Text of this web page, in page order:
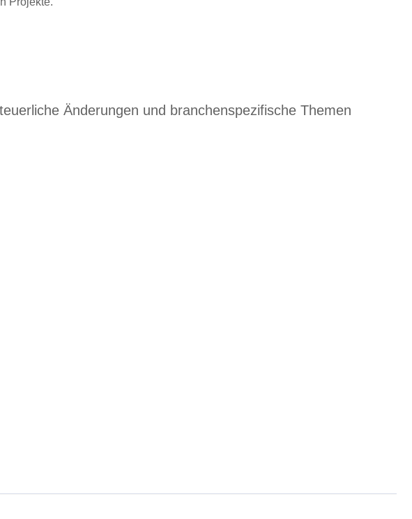
Änderungen und branchenspezifische Themen